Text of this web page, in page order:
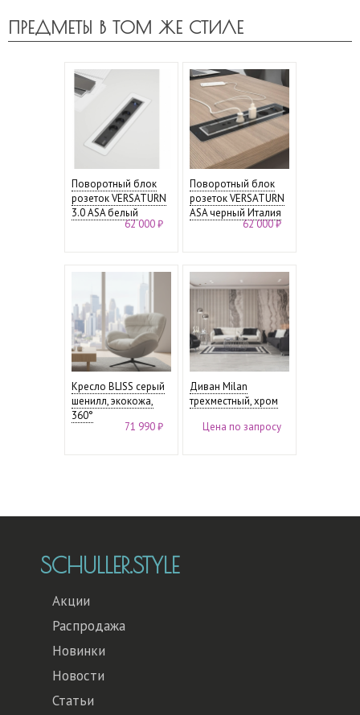
ПРЕДМЕТЫ В ТОМ ЖЕ СТИЛЕ
Поворотный блок
розеток VERSATURN
3.0 ASA белый
62 000 ₽
Поворотный блок
розеток VERSATURN
ASA черный Италия
62 000 ₽
Кресло BLISS серый
шенилл, экокожа,
360°
71 990 ₽
Диван Milan
трехместный, хром
Цена по запросу
SCHULLER.STYLE
Акции
Распродажа
Новинки
Новости
Статьи